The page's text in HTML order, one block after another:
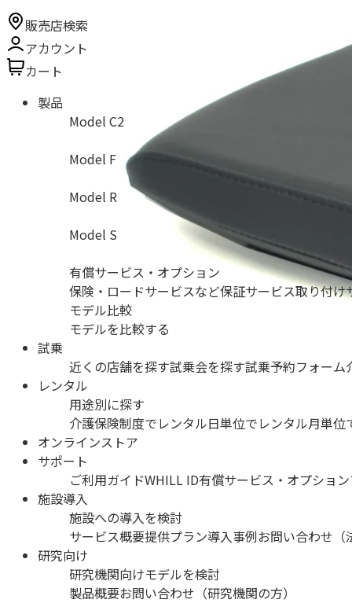
販売店検索
アカウント
カート
製品
Model C2
Model F
Model R
Model S
有償サービス・オプション
保険・ロードサービスなど保証サービス取り付け
モデル比較
モデルを比較する
試乗
近くの店舗を探す試乗会を探す試乗予約フォーム
レンタル
用途別に探す
介護保険制度でレンタル日単位でレンタル月単位
オンラインストア
サポート
ご利用ガイドWHILL ID有償サービス・オプション
施設導入
施設への導入を検討
サービス概要提供プラン導入事例お問い合わせ（
研究向け
研究機関向けモデルを検討
製品概要お問い合わせ（研究機関の方）